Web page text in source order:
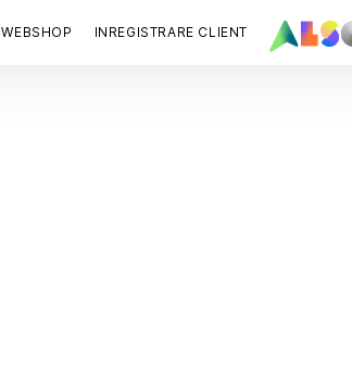
WEBSHOP INREGISTRARE CLIENT